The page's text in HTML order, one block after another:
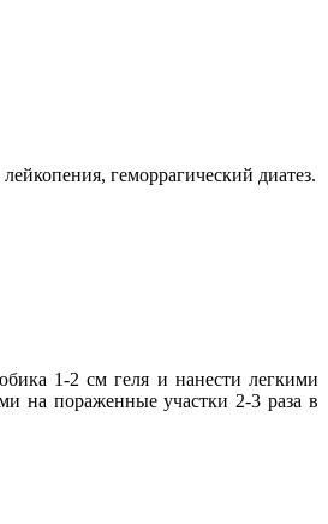
геморрагический диатез.
1-2 см геля и нанести легкими
на пораженные участки 2-3 раза в